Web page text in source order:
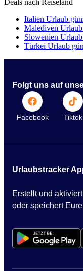
Deals nach Reiseland
Italien Urlaub
Malediven
Slowenien
Türkei Urlaub